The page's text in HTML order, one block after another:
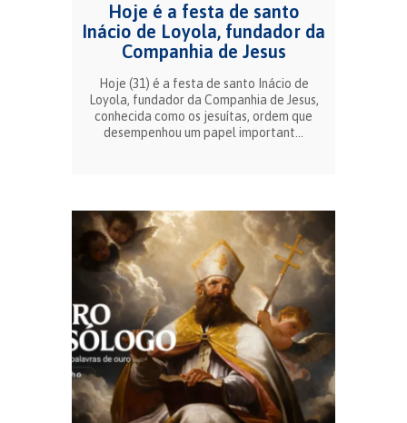
Hoje é a festa de santo
Inácio de Loyola, fundador da
Companhia de Jesus
Hoje (31) é a festa de santo Inácio de
Loyola, fundador da Companhia de Jesus,
conhecida como os jesuítas, ordem que
desempenhou um papel important...